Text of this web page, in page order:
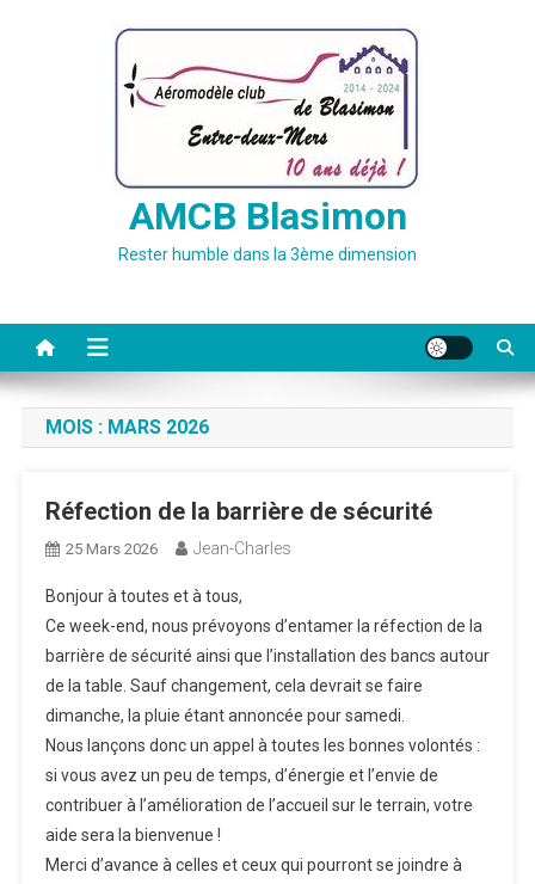
AMCB Blasimon
Rester humble dans la 3ème dimension
MOIS : MARS 2026
Réfection de la barrière de sécurité
25 Mars 2026 Jean-Charles
Bonjour à toutes et à tous,
Ce week-end, nous prévoyons d’entamer la réfection de la
barrière de sécurité ainsi que l’installation des bancs autour
de la table. Sauf changement, cela devrait se faire
dimanche, la pluie étant annoncée pour samedi.
Nous lançons donc un appel à toutes les bonnes volontés :
si vous avez un peu de temps, d’énergie et l’envie de
contribuer à l’amélioration de l’accueil sur le terrain, votre
aide sera la bienvenue !
Merci d’avance à celles et ceux qui pourront se joindre à